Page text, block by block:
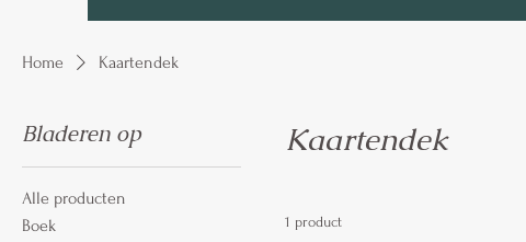
Home Kaartendek
Bladeren op
Alle producten
Boek
Kaartendek
1 product